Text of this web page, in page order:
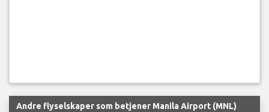
Andre flyselskaper som betjener Manila Airport (MNL)